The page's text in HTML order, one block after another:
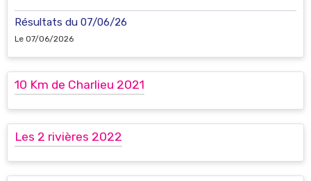
Résultats du 07/06/26
Le 07/06/2026
10 Km de Charlieu 2021
Les 2 rivières 2022